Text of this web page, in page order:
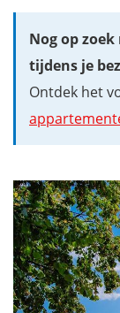
Pirin Sings in
De uit rotsen
Bezoek
Waar
Ontdek Bulgarije
Nog op
tijdens je
Ontdek het